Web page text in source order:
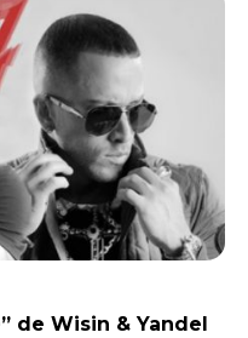
de Wisin & Yandel